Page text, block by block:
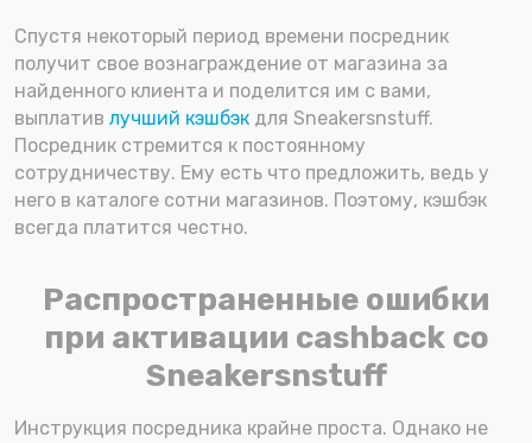
Спустя некоторый период времени посредник
получит свое вознаграждение от магазина за
найденного клиента и поделится им с вами,
выплатив лучший кэшбэк для Sneakersnstuff.
Посредник стремится к постоянному
сотрудничеству. Ему есть что предложить, ведь у
него в каталоге сотни магазинов. Поэтому, кэшбэк
всегда платится честно.
Распространенные ошибки
при активации cashback со
Sneakersnstuff
Инструкция посредника крайне проста. Однако не